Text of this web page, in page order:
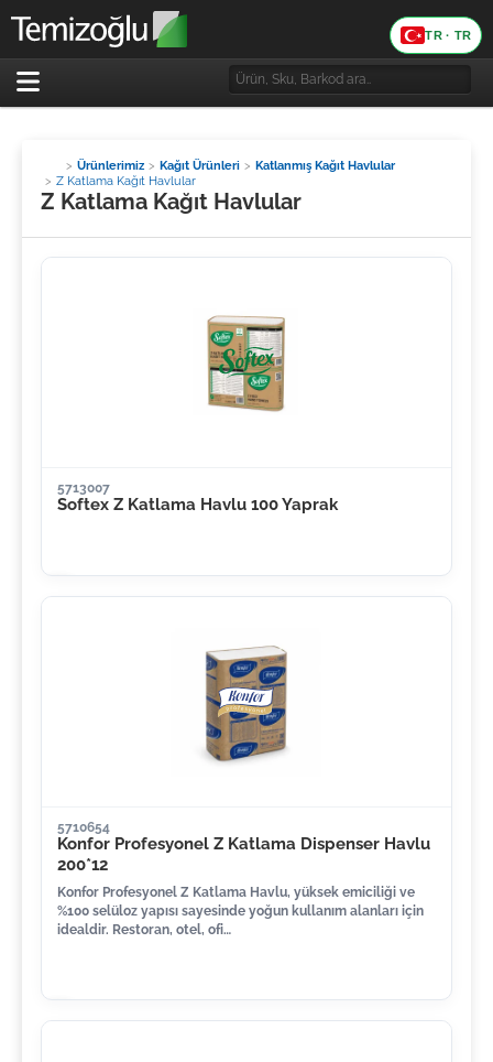
Dil TR · TR
Ürünlerimiz Kağıt Ürünleri
Katlanmış Kağıt Havlular
Z Katlama Kağıt Havlular
Z Katlama Kağıt Havlular
5713007
Softex Z Katlama Havlu 100 Yaprak
5710654
Konfor Profesyonel Z Katlama Dispenser Havlu
200*12
Konfor Profesyonel Z Katlama Havlu, yüksek emiciliği ve
%100 selüloz yapısı sayesinde yoğun kullanım alanları için
idealdir. Restoran, otel, ofi…